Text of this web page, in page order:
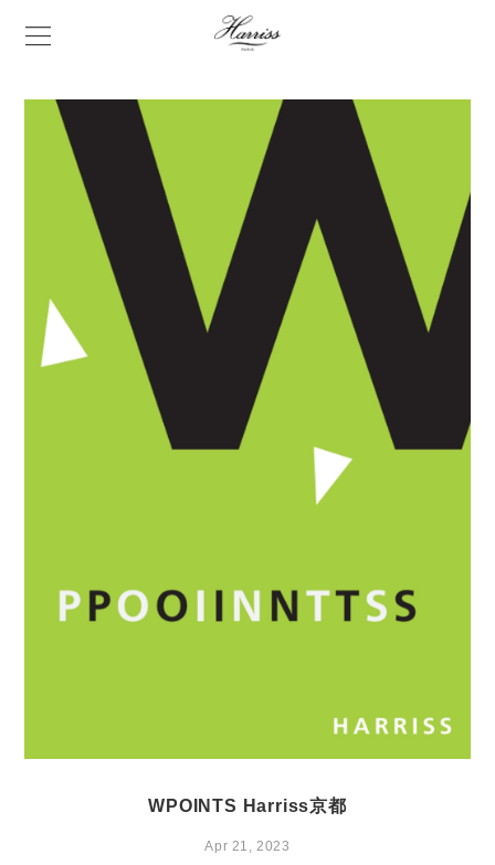
WPOINTS Harriss京都
Apr 21, 2023